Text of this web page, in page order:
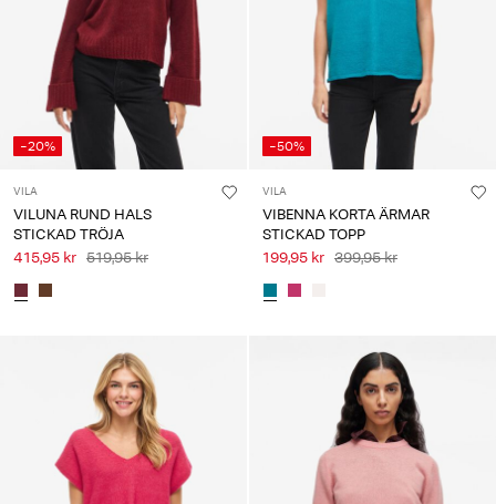
-20%
VILA
VILUNA RUND HALS
STICKAD TRÖJA
415,95 kr 519,95 kr
-50%
VILA
VIBENNA KORTA ÄRMAR
STICKAD TOPP
199,95 kr 399,95 kr